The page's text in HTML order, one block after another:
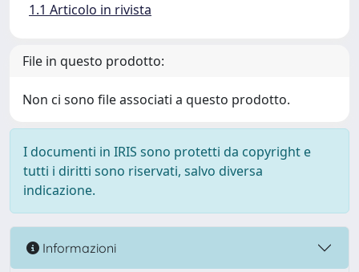
1.1 Articolo in rivista
File in questo prodotto:
Non ci sono file associati a questo prodotto.
I documenti in IRIS sono protetti da copyright e
tutti i diritti sono riservati, salvo diversa
indicazione.
Informazioni